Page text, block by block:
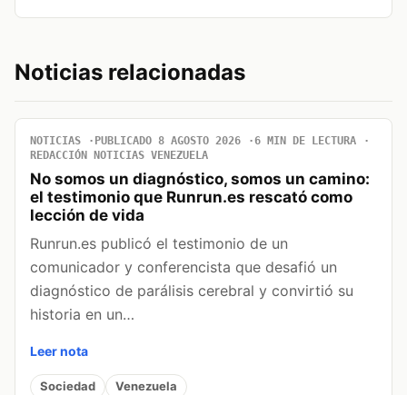
Noticias relacionadas
NOTICIAS PUBLICADO 8 AGOSTO 2026
6 MIN DE LECTURA
REDACCIÓN NOTICIAS VENEZUELA
No somos un diagnóstico, somos un camino:
el testimonio que Runrun.es rescató como
lección de vida
Runrun.es publicó el testimonio de un
comunicador y conferencista que desafió un
diagnóstico de parálisis cerebral y convirtió su
historia en un…
Leer nota
Sociedad Venezuela